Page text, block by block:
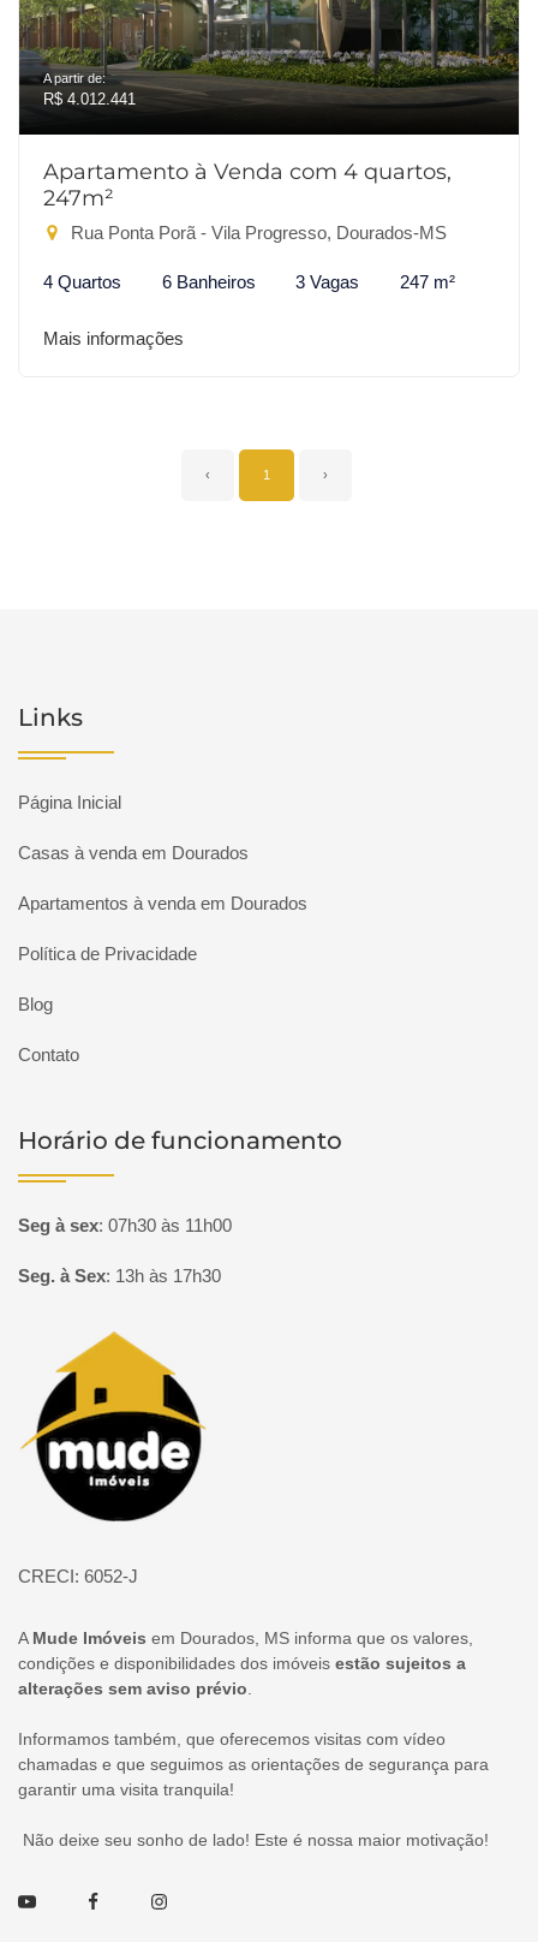
A partir de:
R$ 4.012.441
Apartamento à Venda com 4 quartos,
247m²
Rua Ponta Porã - Vila Progresso, Dourados-MS
4 Quartos 6 Banheiros 3 Vagas 247 m²
Mais informações
‹ 1 ›
Links
Página Inicial
Casas à venda em Dourados
Apartamentos à venda em Dourados
Política de Privacidade
Blog
Contato
Horário de funcionamento
Seg à sex: 07h30 às 11h00
Seg. à Sex: 13h às 17h30
Página inicial
CRECI: 6052-J
A Mude Imóveis em Dourados, MS informa que os valores,
condições e disponibilidades dos imóveis estão sujeitos a
alterações sem aviso prévio
Informamos também, que oferecemos visitas com vídeo
chamadas e que seguimos as orientações de segurança para
garantir uma visita tranquila!
Não deixe seu sonho de lado! Este é nossa maior motivação!
Youtube FacebookInstagram